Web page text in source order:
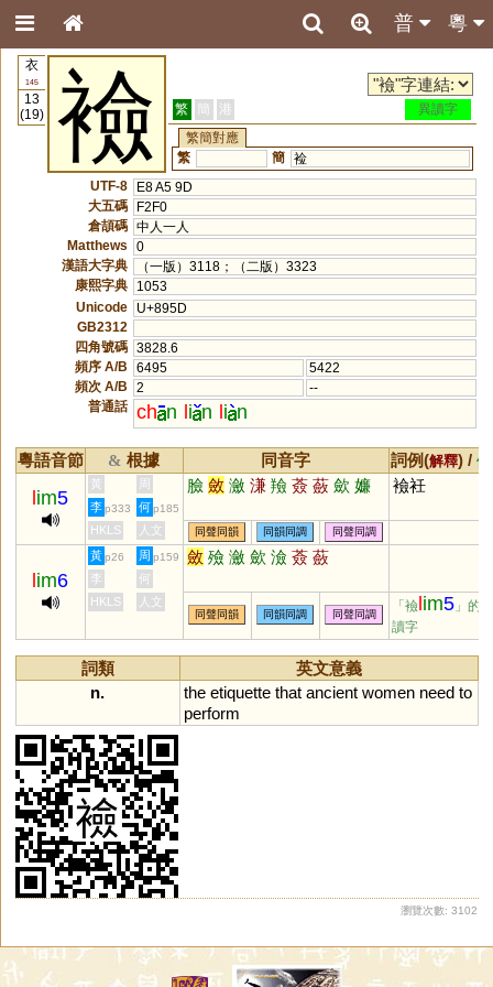
粵
普
衣
145
13
(19)
襝 繁 簡 港
異讀字
繁簡對應
繁
簡 裣
UTF-8
E8 A5 9D
大五碼
F2F0
倉頡碼 中人一人
Matthews
0
漢語大字典
（一版）3118；（二版）3323
康熙字典
1053
Unicode
U+895D
GB2312
四角號碼 3828.6
頻序 A/B
6495
5422
頻次 A/B
2
--
普通話 ch n li n li n
粵語音節 & 根據 同音字 詞例(解釋) /
lim5
黃 周 臉 斂 瀲 溓 羷 薟 蘞 歛 嬚 襝衽
李 p333 何 p185
HKLS 人文 同聲同韻 同韻同調 同聲同調
lim6
黃 p26 周 p159 斂 殮 瀲 歛 澰 薟 蘞
李
何
HKLS
人文
同聲同韻 同韻同調 同聲同調
「襝lim5 」的
讀字
詞類
英文意義
n.
the etiquette that ancient women need to
perform
瀏覽次數: 3102